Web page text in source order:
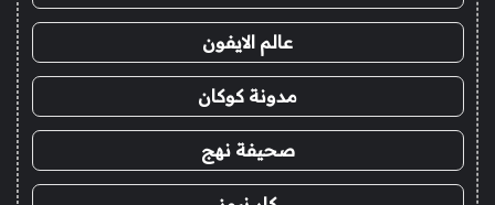
عالم الايفون
مدونة كوكان
صحيفة نهج